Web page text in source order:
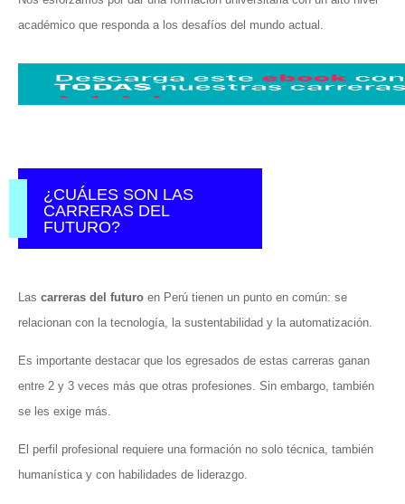
académico que responda a los desafíos del mundo actual.
¿CUÁLES SON LAS
CARRERAS DEL
FUTURO?
Las carreras del futuro en Perú tienen un punto en común: se
relacionan con la tecnología, la sustentabilidad y la automatización.
Es importante destacar que los egresados de estas carreras ganan
entre 2 y 3 veces más que otras profesiones. Sin embargo, también
se les exige más.
El perfil profesional requiere una formación no solo técnica, también
humanística y con habilidades de liderazgo.